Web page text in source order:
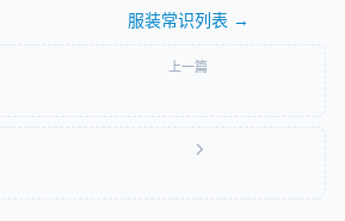
服装常识列表 →
上一篇